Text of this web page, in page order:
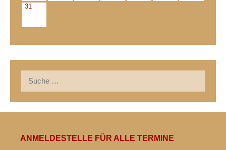
31
nach:
ANMELDESTELLE FÜR ALLE TERMINE